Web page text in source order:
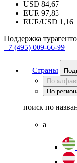
USD 84,67
EUR 97,83
EUR/USD 1,16
Поддержка
+7 (495) 009-66-99
Страны
По
По
поиск по
а